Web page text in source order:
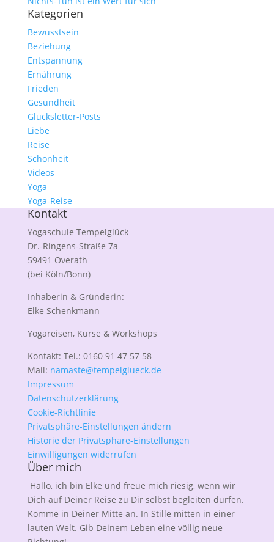
Kategorien
Bewusstsein
Beziehung
Entspannung
Ernährung
Frieden
Gesundheit
Glücksletter-Posts
Liebe
Reise
Schönheit
Videos
Yoga
Yoga-Reise
Kontakt
Yogaschule Tempelglück
Dr.-Ringens-Straße 7a
59491 Overath
(bei Köln/Bonn)
Inhaberin & Gründerin:
Elke Schenkmann
Yogareisen, Kurse & Workshops
Kontakt: Tel.: 0160 91 47 57 58
Mail: namaste@tempelglueck.de
Impressum
Datenschutzerklärung
Cookie-Richtlinie
Privatsphäre-Einstellungen ändern
Historie der Privatsphäre-Einstellungen
Einwilligungen widerrufen
Über mich
Hallo, ich bin Elke und freue mich riesig, wenn wir
Dich auf Deiner Reise zu Dir selbst begleiten dürfen.
Komme in Deiner Mitte an. In Stille mitten in einer
lauten Welt. Gib Deinem Leben eine völlig neue